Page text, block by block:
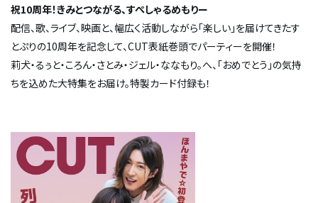
祝10周年！きみとつながる、すぺしゃるめもりー
配信、歌、ライブ、映画と、幅広く活動しながら「楽しい」を届けてきたす
とぷりの10周年を記念して、CUT表紙巻頭でパーティーを開催！
莉犬・るぅと・ころん・さとみ・ジェル・ななもり。へ、「おめでとう」の気持
ちを込めた大特集をお届け。特製カード付録も！